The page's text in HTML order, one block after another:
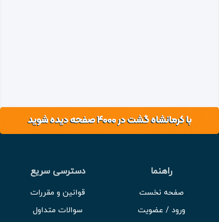
راهنما
صفحه نخست
ورود / عضویت
دسترسی سریع
قوانین و مقررات
سوالات متداول